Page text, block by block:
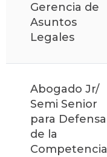
Gerencia de
Asuntos
Legales
Abogado Jr/
Semi Senior
para Defensa
de la
Competencia